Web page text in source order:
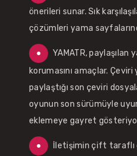
önerileri sunar. Sık
çözümleri yama
YAMATR, paylaşılan
korumasını amaçlar.
paylaştığı son çeviri
oyunun son sürümüyle
eklemeye gayret
İletişimin çift taraflı